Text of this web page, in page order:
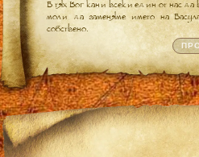
В тях Бог кани всеки един от нас да
моли да заменяме името на
собствено.